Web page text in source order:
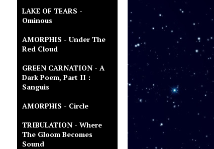
LAKE OF TEARS -
Ominous
AMORPHIS - Under The
Red Cloud
GREEN CARNATION - A
Dark Poem, Part II :
Sanguis
AMORPHIS - Circle
TRIBULATION - Where
The Gloom Becomes
Sound